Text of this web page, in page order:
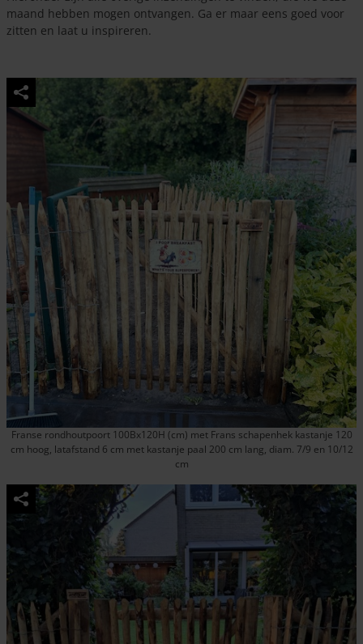
maand hebben mogen ontvangen. Ga er maar eens goed voor
zitten en laat u inspireren.
Franse rondhoutpoort 100Bx120H (cm) met Frans schapenhek kastanje 120
cm hoog, latafstand 6 cm met kastanje paal 200 cm lang, diam. 7/9 en 10/12
cm